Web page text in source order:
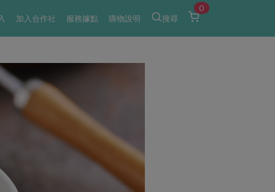
加入合作社 服務據點 購物說明 搜尋
0